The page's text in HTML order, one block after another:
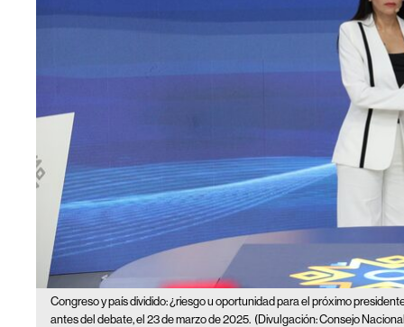
Congreso y país dividido: ¿riesgo u oportunidad para el próximo
antes del debate, el 23 de marzo de 2025. (Divulgación: Consejo